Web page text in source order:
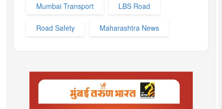
Mumbai Transport LBS Road
Road Safety Maharashtra News